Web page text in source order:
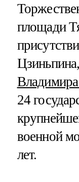
площади
24
военной
лет.